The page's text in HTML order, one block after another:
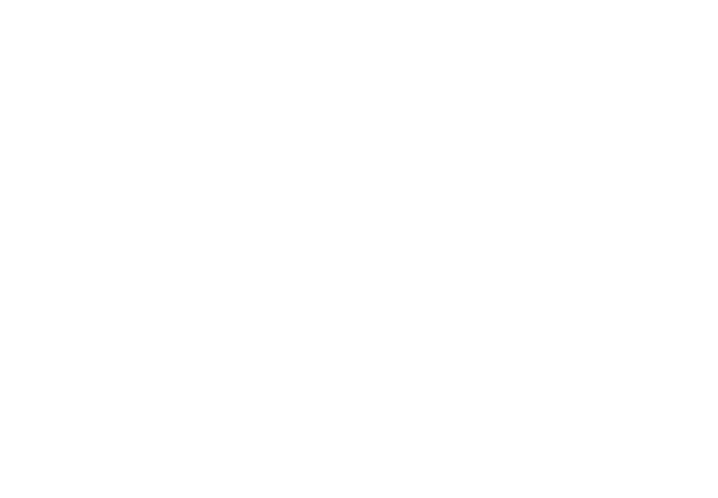
B. Braun avec notre portefeuille complet.
Pour plus d’informations, veuillez visiter notre page de soins à domicile.
sur notre marché du travail mondial des profils d’emploi intéressants.
en plus sur notre centre d’innovation et présentez votre idée.